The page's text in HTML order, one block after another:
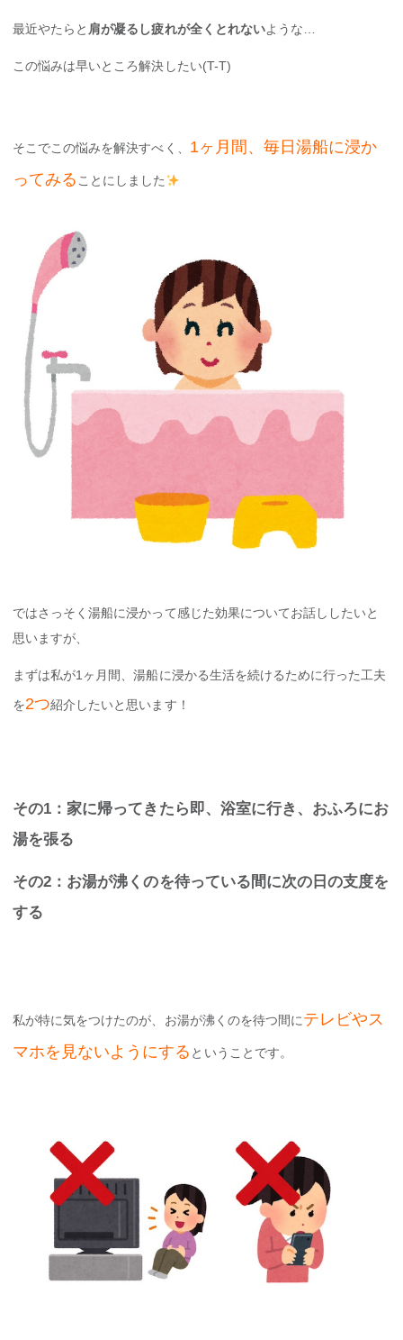
最近やたらと 肩が凝るし疲れが全くとれないような…
この悩みは早いところ解決したい(T-T)
そこでこの悩みを解決すべく、 1ヶ月間、毎日湯船に浸か
ってみることにしました
ではさっそく湯船に浸かって感じた効果についてお話ししたいと
思いますが、
まずは私が1ヶ月間、湯船に浸かる生活を続けるために行った工夫
を2つ紹介したいと思います！
その1：家に帰ってきたら即、浴室に行き、おふろにお
湯を張る
その2：お湯が沸くのを待っている間に次の日の支度を
する
私が特に気をつけたのが、お湯が沸くのを待つ間にテレビやス
マホを見ないようにする ということです。